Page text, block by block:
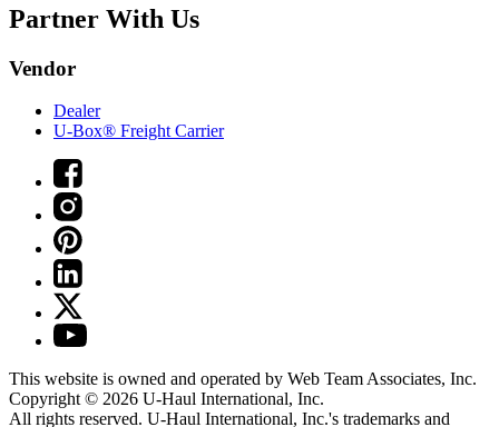
Partner With Us
Vendor
Dealer
U-Box® Freight Carrier
This website is owned and operated by Web Team Associates, Inc.
Copyright © 2026 U-Haul International, Inc.
All rights reserved. U-Haul International, Inc.'s trademarks and